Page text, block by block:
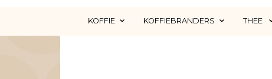
KOFFIE KOFFIEBRANDERS THEE